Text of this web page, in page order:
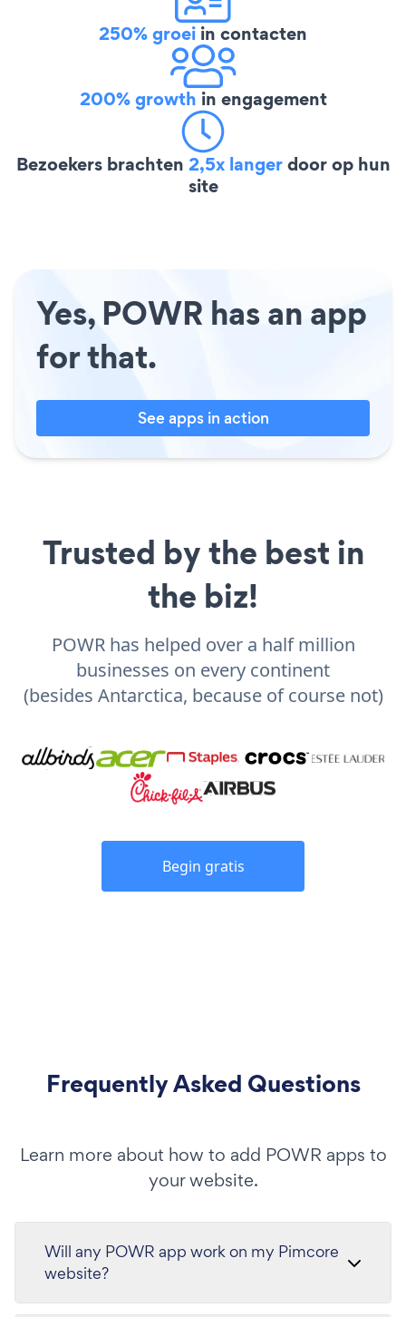
250% groei in contacten
200% growth in engagement
Bezoekers brachten 2,5x langerdoor op hun
site
Yes, POWR has an app
for that.
See apps in action
Trusted by the best in
the biz!
POWR has helped over a half million
businesses on every continent
(besides Antarctica, because of course not)
Begin gratis
Frequently Asked Questions
Learn more about how to add POWR apps to
your website.
Will any POWR app work on my Pimcore
website?